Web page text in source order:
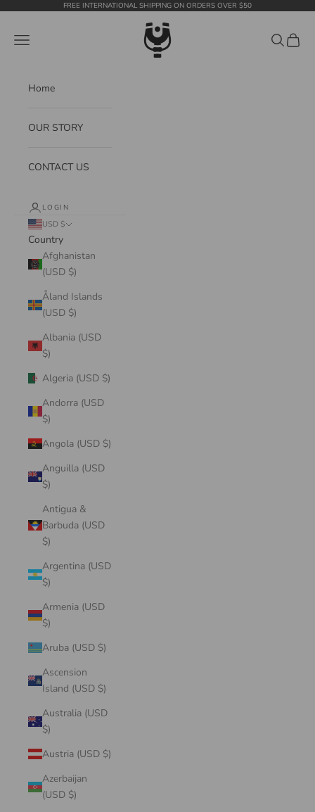
Skip to contentFREE INTERNATIONAL SHIPPING ON ORDERS OVER $50
WildTension
Navigation menu Search
Cart
Home
OUR STORY
CONTACT US
LOGIN
USD $
Country
Afghanistan
(USD $)
Åland Islands
(USD $)
Albania (USD
$)
Algeria (USD $)
Andorra (USD
$)
Angola (USD $)
Anguilla (USD
$)
Antigua &
Barbuda (USD
$)
Argentina (USD
$)
Armenia (USD
$)
Aruba (USD $)
Ascension
Island (USD $)
Australia (USD
$)
Austria (USD $)
Azerbaijan
(USD $)